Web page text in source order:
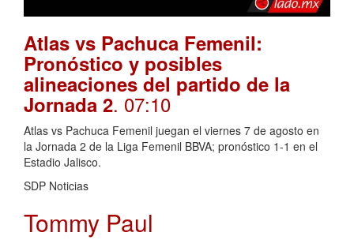
Atlas vs Pachuca Femenil:
Pronóstico y posibles
alineaciones del partido de la
Jornada 2. 07:10
Atlas vs Pachuca Femenil juegan el viernes 7 de agosto en
la Jornada 2 de la Liga Femenil BBVA; pronóstico 1-1 en el
Estadio Jalisco.
SDP Noticias
Tommy Paul